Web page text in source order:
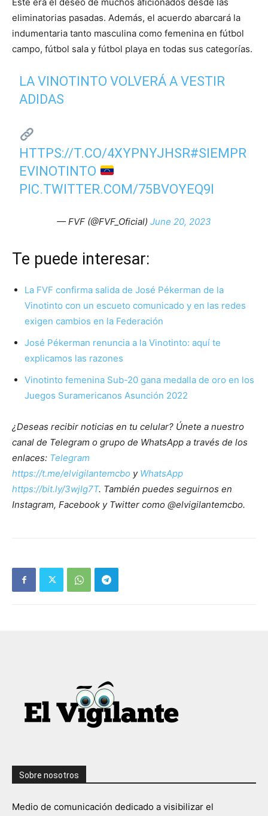
eliminatorias pasadas. Además, el acuerdo abarcará la
indumentaria tanto masculina como femenina en fútbol
campo, fútbol sala y fútbol playa en todas sus categorías.
LA VINOTINTO VOLVERÁ A VESTIR
ADIDAS
HTTPS://T.CO/4XYPNYJHSR#SIEMPR
EVINOTINTO
PIC.TWITTER.COM/75BVOYEQ9I
— FVF (@FVF_Oficial) June 20, 2023
Te puede interesar:
La FVF confirma salida de José Pékerman de la
Vinotinto con un escueto comunicado y en las redes
exigen cambios en la Federación
José Pékerman renuncia a la Vinotinto: aquí te
explicamos las razones
Vinotinto femenina Sub-20 gana medalla de oro en los
Juegos Suramericanos Asunción 2022
¿Deseas recibir noticias en tu celular? Únete a nuestro
canal de Telegram o grupo de WhatsApp a través de los
enlaces: Telegram
https://t.me/elvigilantemcbo y WhatsApp
https://bit.ly/3wjIg7T. También puedes seguirnos en
Instagram, Facebook y Twitter como @elvigilantemcbo.
Sobre nosotros
Medio de comunicación dedicado a visibilizar el